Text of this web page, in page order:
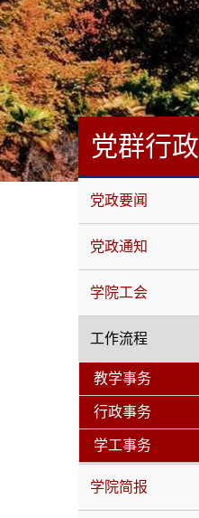
党群行政
党政要闻
党政通知
学院工会
工作流程
教学事务
行政事务
学工事务
学院简报